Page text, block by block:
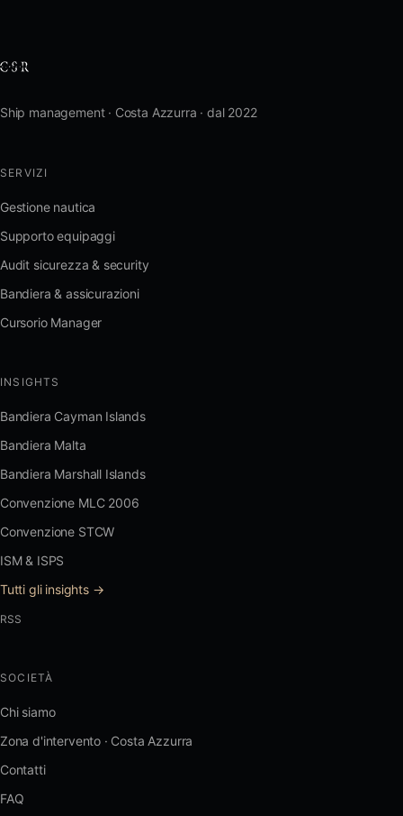
Ship management · Costa Azzurra · dal 2022
SERVIZI
Gestione nautica
Supporto equipaggi
Audit sicurezza & security
Bandiera & assicurazioni
Cursorio Manager
INSIGHTS
Bandiera Cayman Islands
Bandiera Malta
Bandiera Marshall Islands
Convenzione MLC 2006
Convenzione STCW
ISM & ISPS
Tutti gli insights →
RSS
SOCIETÀ
Chi siamo
Zona d'intervento · Costa Azzurra
Contatti
FAQ